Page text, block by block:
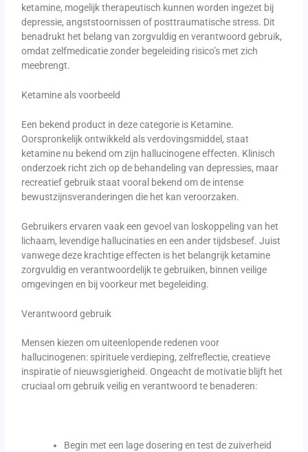
ketamine, mogelijk therapeutisch kunnen worden ingezet bij
depressie, angststoornissen of posttraumatische stress. Dit
benadrukt het belang van zorgvuldig en verantwoord gebruik,
omdat zelfmedicatie zonder begeleiding risico’s met zich
meebrengt.
Ketamine als voorbeeld
Een bekend product in deze categorie is Ketamine.
Oorspronkelijk ontwikkeld als verdovingsmiddel, staat
ketamine nu bekend om zijn hallucinogene effecten. Klinisch
onderzoek richt zich op de behandeling van depressies, maar
recreatief gebruik staat vooral bekend om de intense
bewustzijnsveranderingen die het kan veroorzaken.
Gebruikers ervaren vaak een gevoel van loskoppeling van het
lichaam, levendige hallucinaties en een ander tijdsbesef. Juist
vanwege deze krachtige effecten is het belangrijk ketamine
zorgvuldig en verantwoordelijk te gebruiken, binnen veilige
omgevingen en bij voorkeur met begeleiding.
Verantwoord gebruik
Mensen kiezen om uiteenlopende redenen voor
hallucinogenen: spirituele verdieping, zelfreflectie, creatieve
inspiratie of nieuwsgierigheid. Ongeacht de motivatie blijft het
cruciaal om gebruik veilig en verantwoord te benaderen:
Begin met een lage dosering en test de zuiverheid